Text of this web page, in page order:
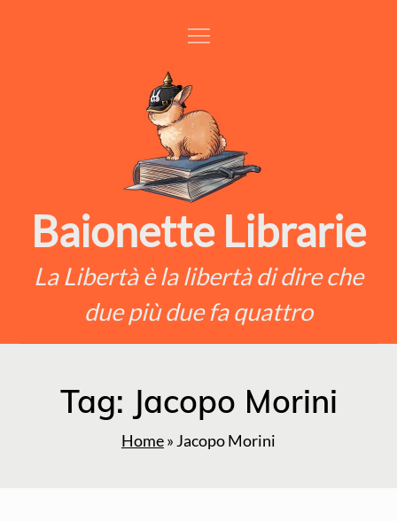
Baionette Librarie
La Libertà è la libertà di dire che
due più due fa quattro
Tag: Jacopo Morini
Home» Jacopo Morini